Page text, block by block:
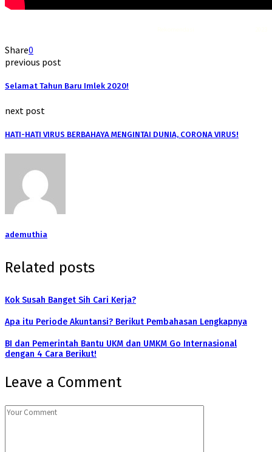
Share0
previous post
Selamat Tahun Baru Imlek 2020!
next post
HATI-HATI VIRUS BERBAHAYA MENGINTAI DUNIA, CORONA VIRUS!
ademuthia
Related posts
Kok Susah Banget Sih Cari Kerja?
Apa itu Periode Akuntansi? Berikut Pembahasan Lengkapnya
BI dan Pemerintah Bantu UKM dan UMKM Go Internasional
dengan 4 Cara Berikut!
Leave a Comment